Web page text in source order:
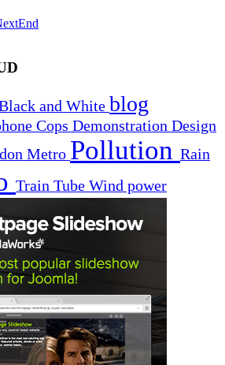
End
and White blog
Cops Demonstration Design
Metro Pollution Rain
Train Tube Wind power